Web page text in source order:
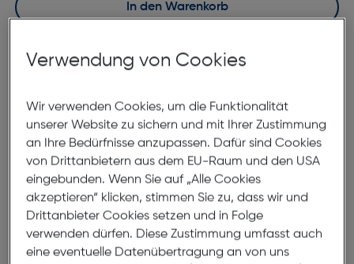
Sofort kaufen
In den Warenkorb
vergleichen
7 bis 9 Werktage Lieferzeit
Nach Hause liefern
Selbstabholung in Verfügbarkeit prüfen
Produktbeschreibung
Verwendung von Cookies
Wir verwenden Cookies, um die Funktionalität
unserer Website zu sichern und mit Ihrer Zustimmung
an Ihre Bedürfnisse anzupassen. Dafür sind Cookies
von Drittanbietern aus dem EU-Raum und den USA
eingebunden. Wenn Sie auf „Alle Cookies
akzeptieren“ klicken, stimmen Sie zu, dass wir und
Drittanbieter Cookies setzen und in Folge
verwenden dürfen. Diese Zustimmung umfasst auch
eine eventuelle Datenübertragung an von uns